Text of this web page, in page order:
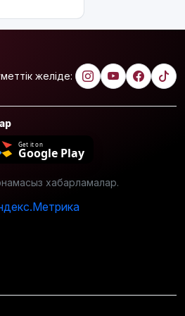
желіде:
Get it on
Google Play
хабарламалар.